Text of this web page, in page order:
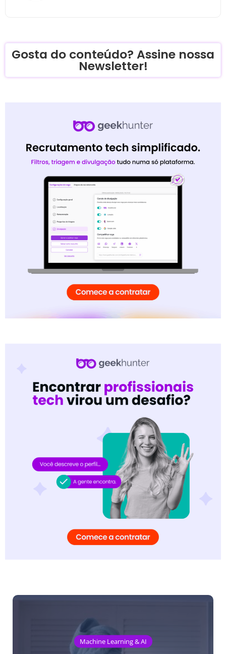
Gosta do conteúdo? Assine nossa
Newsletter!
Machine Learning & AI